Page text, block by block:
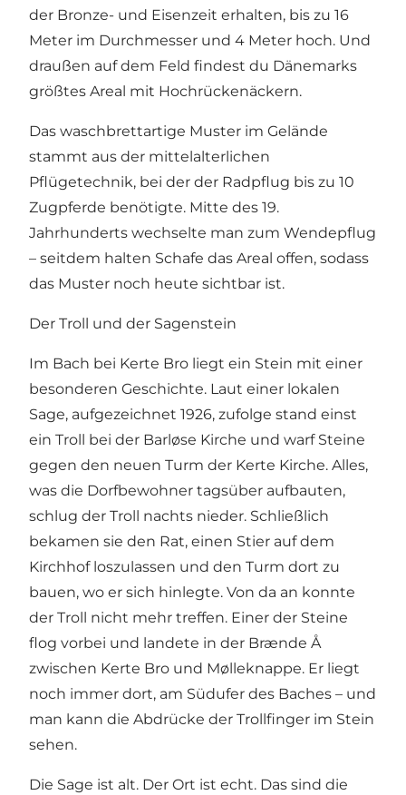
der Bronze- und Eisenzeit erhalten, bis zu 16
Meter im Durchmesser und 4 Meter hoch. Und
draußen auf dem Feld findest du Dänemarks
größtes Areal mit Hochrückenäckern.
Das waschbrettartige Muster im Gelände
stammt aus der mittelalterlichen
Pflügetechnik, bei der der Radpflug bis zu 10
Zugpferde benötigte. Mitte des 19.
Jahrhunderts wechselte man zum Wendepflug
– seitdem halten Schafe das Areal offen, sodass
das Muster noch heute sichtbar ist.
Der Troll und der Sagenstein
Im Bach bei Kerte Bro liegt ein Stein mit einer
besonderen Geschichte. Laut einer lokalen
Sage, aufgezeichnet 1926, zufolge stand einst
ein Troll bei der Barløse Kirche und warf Steine
gegen den neuen Turm der Kerte Kirche. Alles,
was die Dorfbewohner tagsüber aufbauten,
schlug der Troll nachts nieder. Schließlich
bekamen sie den Rat, einen Stier auf dem
Kirchhof loszulassen und den Turm dort zu
bauen, wo er sich hinlegte. Von da an konnte
der Troll nicht mehr treffen. Einer der Steine
flog vorbei und landete in der Brænde Å
zwischen Kerte Bro und Mølleknappe. Er liegt
noch immer dort, am Südufer des Baches – und
man kann die Abdrücke der Trollfinger im Stein
sehen.
Die Sage ist alt. Der Ort ist echt. Das sind die